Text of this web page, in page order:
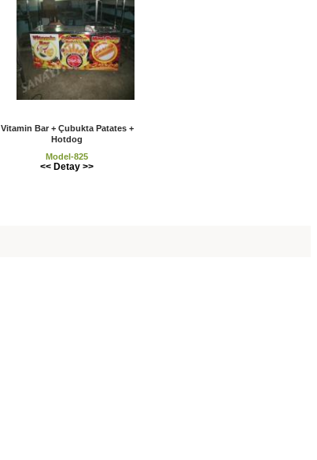
Vitamin Bar + Çubukta Patates +
Hotdog
Model-825
<< Detay >>